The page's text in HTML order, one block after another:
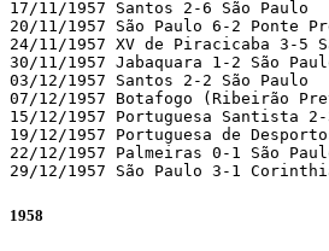
17/11/1957 Santos 2-6 São Paulo
20/11/1957 São Paulo 6-2 Ponte
24/11/1957 XV de Piracicaba 3-5
30/11/1957 Jabaquara 1-2 São
03/12/1957 Santos 2-2 São Paulo
07/12/1957 Botafogo (Ribeirão
15/12/1957 Portuguesa Santista
19/12/1957 Portuguesa de
22/12/1957 Palmeiras 0-1 São
29/12/1957 São Paulo 3-1
1958